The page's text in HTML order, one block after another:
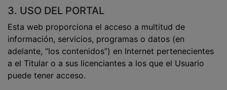
3. USO DEL PORTAL
Esta web proporciona el acceso a multitud de
información, servicios, programas o datos (en
adelante, “los contenidos”) en Internet pertenecientes
a el Titular o a sus licenciantes a los que el Usuario
puede tener acceso.